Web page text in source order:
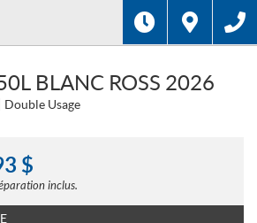
BLANC ROSS 2026
Double Usage
$
inclus.